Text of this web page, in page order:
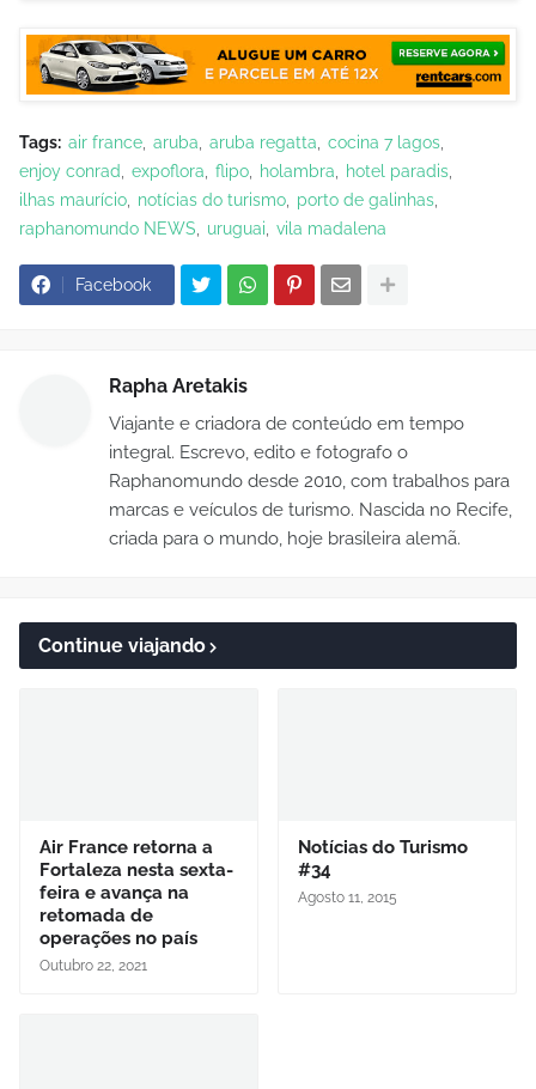
Tags: air france aruba aruba regatta
cocina 7 lagos
enjoy conrad
expoflora flipo holambra
hotel paradis
ilhas maurício
notícias do turismo
porto de galinhas
raphanomundo NEWS
uruguai vila madalena
Facebook
Rapha Aretakis
Viajante e criadora de conteúdo em tempo
integral. Escrevo, edito e fotografo o
Raphanomundo desde 2010, com trabalhos para
marcas e veículos de turismo. Nascida no Recife,
criada para o mundo, hoje brasileira alemã.
Continue viajando
Air France retorna a
Fortaleza nesta sexta-
feira e avança na
retomada de
operações no país
Outubro 22, 2021
Notícias do Turismo
#34
Agosto 11, 2015